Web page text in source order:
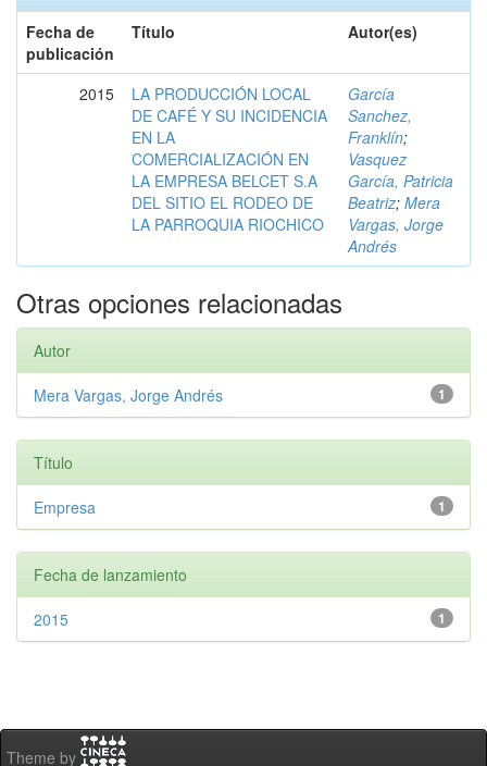
Fecha de
publicación
Título Autor(es)
2015
LA PRODUCCIÓN LOCAL
DE CAFÉ Y SU INCIDENCIA
EN LA
COMERCIALIZACIÓN EN
LA EMPRESA BELCET S.A
DEL SITIO EL RODEO DE
LA PARROQUIA RIOCHICO
García
Sanchez,
Franklín;
Vasquez
García, Patricia
Beatriz; Mera
Vargas, Jorge
Andrés
Otras opciones relacionadas
Autor
1
Mera Vargas, Jorge Andrés
Título
1
Empresa
Fecha de lanzamiento
1
2015
Theme by